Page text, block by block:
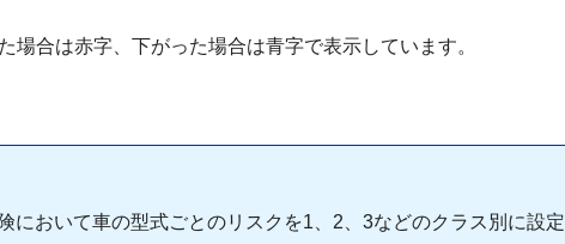
合は赤字、下がった場合は青字で表示しています。
において車の型式ごとのリスクを1、2、3などのクラス別に設定